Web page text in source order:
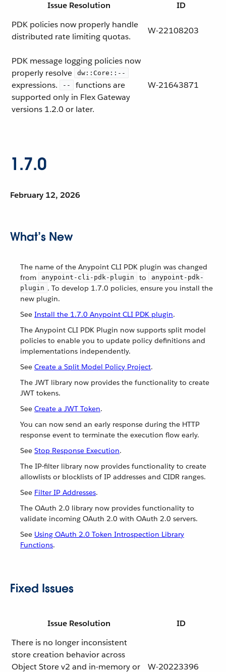
Issue Resolution
ID
PDK policies now properly handle
distributed rate limiting quotas.
W-22108203
PDK message logging policies now
properly resolve
dw::Core::--
expressions. --
functions are
supported only in Flex Gateway
versions 1.2.0 or later.
W-21643871
1.7.0
February 12, 2026
What’s New
The name of the Anypoint CLI PDK plugin was changed
from
anypoint-cli-pdk-plugin to
anypoint-pdk-
plugin . To develop 1.7.0 policies, ensure you install the
new plugin.
See Install the 1.7.0 Anypoint CLI PDK plugin.
The Anypoint CLI PDK Plugin now supports split model
policies to enable you to update policy definitions and
implementations independently.
See Create a Split Model Policy Project.
The JWT library now provides the functionality to create
JWT tokens.
See Create a JWT Token.
You can now send an early response during the HTTP
response event to terminate the execution flow early.
See Stop Response Execution.
The IP-filter library now provides functionality to create
allowlists or blocklists of IP addresses and CIDR ranges.
See Filter IP Addresses.
The OAuth 2.0 library now provides functionality to
validate incoming OAuth 2.0 with OAuth 2.0 servers.
See Using OAuth 2.0 Token Introspection Library
Functions.
Fixed Issues
Issue Resolution
ID
There is no longer inconsistent
store creation behavior across
Object Store v2 and in-memory or
W-20223396